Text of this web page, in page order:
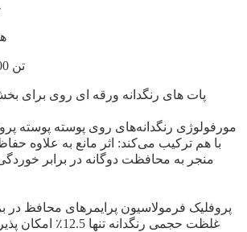
1
500 تن
پات های رنگدانه ورقه ای روی برای
مورفولوژی رنگدانه‌های روی پوسته پوسته
با هم ترکیب می‌کند: اثر مانع به علاوه
منجر به محافظت دوگانه در برابر
پروفلیک فرمولاسیون پرایمرهای محافظ در
غلظت حجمی رنگدانه